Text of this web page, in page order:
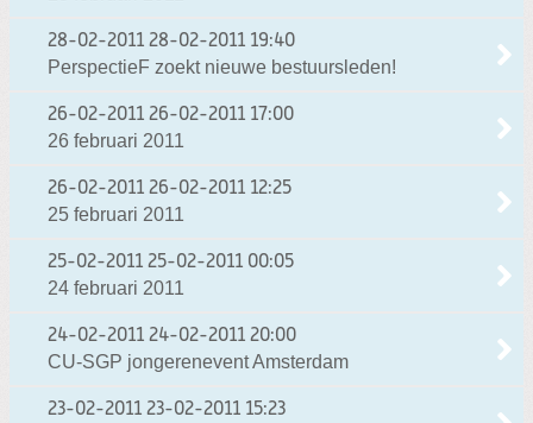
28-02-2011 28-02-2011 19:40
PerspectieF zoekt nieuwe bestuursleden!
26-02-2011 26-02-2011 17:00
26 februari 2011
26-02-2011 26-02-2011 12:25
25 februari 2011
25-02-2011 25-02-2011 00:05
24 februari 2011
24-02-2011 24-02-2011 20:00
CU-SGP jongerenevent Amsterdam
23-02-2011 23-02-2011 15:23